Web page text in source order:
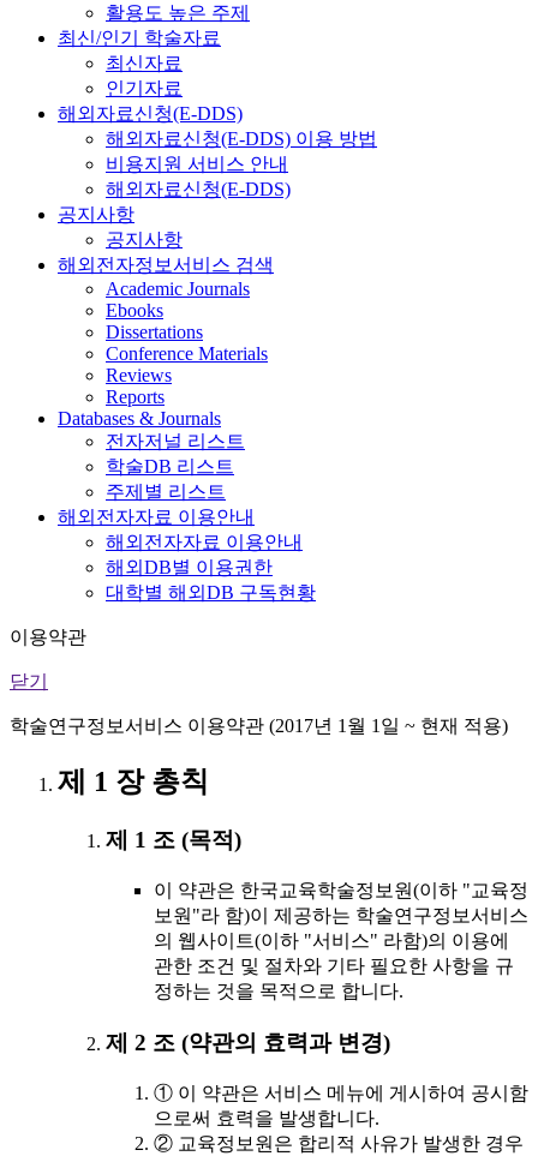
활용도 높은 주제
최신/인기 학술자료
최신자료
인기자료
해외자료신청(E-DDS)
해외자료신청(E-DDS) 이용 방법
비용지원 서비스 안내
해외자료신청(E-DDS)
공지사항
공지사항
해외전자정보서비스 검색
Academic Journals
Ebooks
Dissertations
Conference Materials
Reviews
Reports
Databases & Journals
전자저널 리스트
학술DB 리스트
주제별 리스트
해외전자자료 이용안내
해외전자자료 이용안내
해외DB별 이용권한
대학별 해외DB 구독현황
이용약관
닫기
학술연구정보서비스 이용약관 (2017년 1월 1일 ~ 현재 적용)
제 1 장 총칙
제 1 조 (목적)
이 약관은 한국교육학술정보원(이하 "교육정
보원"라 함)이 제공하는 학술연구정보서비스
의 웹사이트(이하 "서비스" 라함)의 이용에
관한 조건 및 절차와 기타 필요한 사항을 규
정하는 것을 목적으로 합니다.
제 2 조 (약관의 효력과 변경)
① 이 약관은 서비스 메뉴에 게시하여 공시함
으로써 효력을 발생합니다.
② 교육정보원은 합리적 사유가 발생한 경우